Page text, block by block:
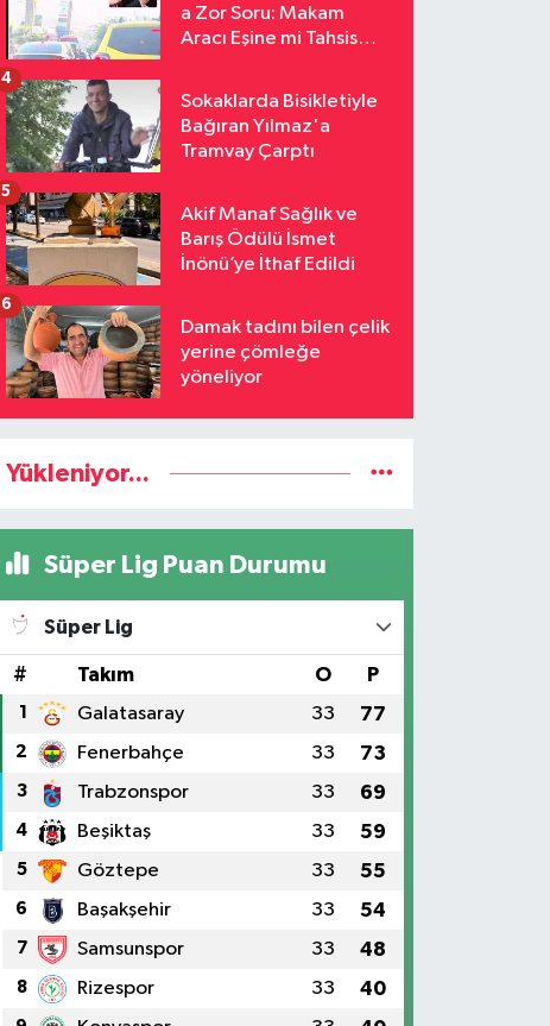
a Zor Soru: Makam
Aracı Eşine mi Tahsis
Sokaklarda Bisikletiyle
Bağıran Yılmaz'a
Tramvay Çarptı
4
Akif Manaf Sağlık ve
Barış Ödülü İsmet
İnönü’ye İthaf Edildi
5
Damak tadını bilen çelik
yerine çömleğe
yöneliyor
6
Yükleniyor...
Süper Lig Puan Durumu
Süper Lig
# Takım O P
1 Galatasaray 33 77
2 Fenerbahçe 33 73
3 Trabzonspor 33 69
4 Beşiktaş 33 59
5 Göztepe 33 55
6 Başakşehir 33 54
7 Samsunspor 33 48
8 Rizespor 33 40